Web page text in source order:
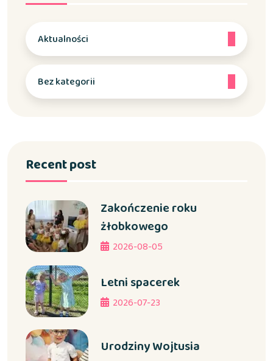
Aktualności
Bez kategorii
Recent post
Zakończenie roku
żłobkowego
2026-08-05
Letni spacerek
2026-07-23
Urodziny Wojtusia